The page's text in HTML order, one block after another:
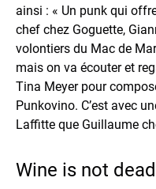
ainsi : « Un punk qui
chef chez Goguette,
volontiers du Mac de
mais on va écouter et
Tina Meyer pour
Punkovino. C’est avec
Laffitte que Guillaume
Wine is not dead